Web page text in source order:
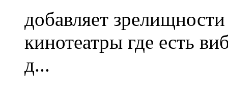
добавляет
кинотеатры где есть
д...